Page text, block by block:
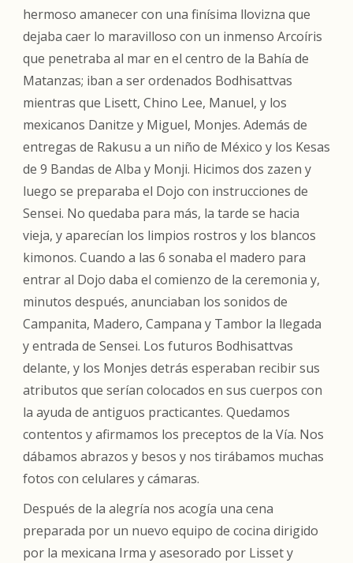
hermoso amanecer con una finísima llovizna que
dejaba caer lo maravilloso con un inmenso Arcoíris
que penetraba al mar en el centro de la Bahía de
Matanzas; iban a ser ordenados Bodhisattvas
mientras que Lisett, Chino Lee, Manuel, y los
mexicanos Danitze y Miguel, Monjes. Además de
entregas de Rakusu a un niño de México y los Kesas
de 9 Bandas de Alba y Monji. Hicimos dos zazen y
luego se preparaba el Dojo con instrucciones de
Sensei. No quedaba para más, la tarde se hacia
vieja, y aparecían los limpios rostros y los blancos
kimonos. Cuando a las 6 sonaba el madero para
entrar al Dojo daba el comienzo de la ceremonia y,
minutos después, anunciaban los sonidos de
Campanita, Madero, Campana y Tambor la llegada
y entrada de Sensei. Los futuros Bodhisattvas
delante, y los Monjes detrás esperaban recibir sus
atributos que serían colocados en sus cuerpos con
la ayuda de antiguos practicantes. Quedamos
contentos y afirmamos los preceptos de la Vía. Nos
dábamos abrazos y besos y nos tirábamos muchas
fotos con celulares y cámaras.
Después de la alegría nos acogía una cena
preparada por un nuevo equipo de cocina dirigido
por la mexicana Irma y asesorado por Lisset y